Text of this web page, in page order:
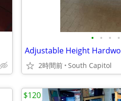
• • • •
2時間前 South Capitol
$120